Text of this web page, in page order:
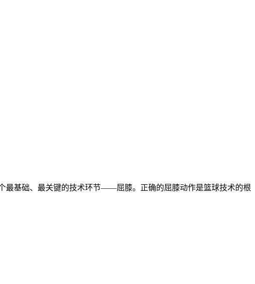
最基础、最关键的技术环节——屈膝。正确的屈膝动作是篮球技术的根